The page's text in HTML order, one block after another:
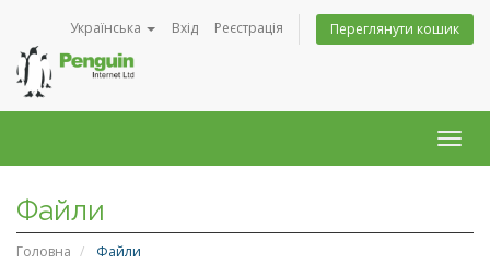
Українська Вхід Реєстрація Переглянути кошик
Файли
Головна Файли